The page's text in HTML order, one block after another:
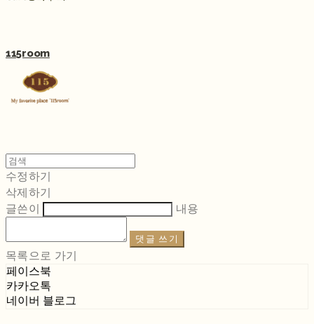
115room
수정하기
삭제하기
글쓴이
내용
댓글 쓰기
목록으로 가기
페이스북
카카오톡
네이버 블로그